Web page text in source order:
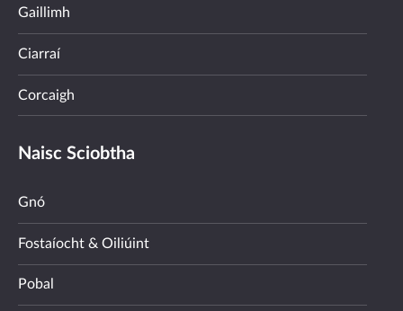
Gaillimh
Ciarraí
Corcaigh
Naisc Sciobtha
Gnó
Fostaíocht & Oiliúint
Pobal